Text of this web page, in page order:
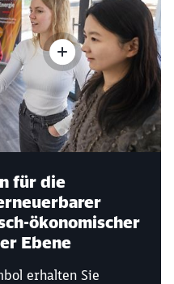
für die
ökonomischer
Ebene
erhalten Sie